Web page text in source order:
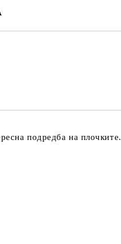
подредба на плочките.